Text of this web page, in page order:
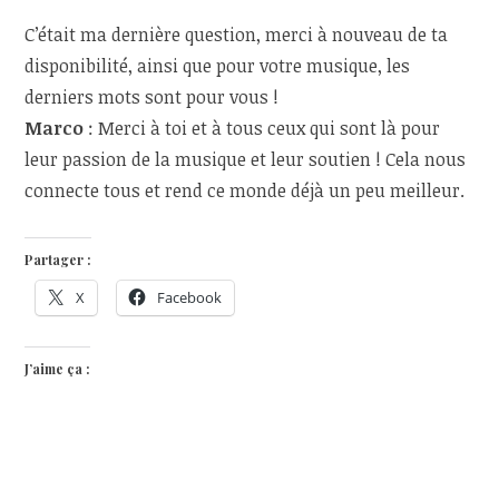
C’était ma dernière question, merci à nouveau de ta
disponibilité, ainsi que pour votre musique, les
derniers mots sont pour vous !
Marco : Merci à toi et à tous ceux qui sont là pour
leur passion de la musique et leur soutien ! Cela nous
connecte tous et rend ce monde déjà un peu meilleur.
Partager :
X Facebook
J’aime ça :